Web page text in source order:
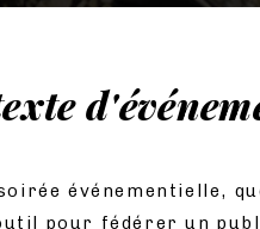
événementielle,
pour fédérer un